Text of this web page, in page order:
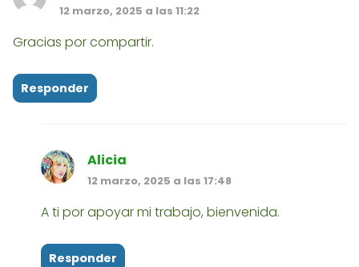
12 marzo, 2025 a las 11:22
Gracias por compartir.
Responder
Alicia
12 marzo, 2025 a las 17:48
​A ti por apoyar mi trabajo, bienvenida.
Responder